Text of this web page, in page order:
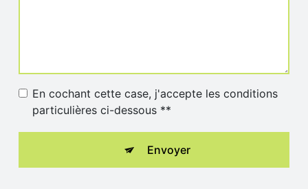
En cochant cette case, j'accepte les conditions
particulières ci-dessous **
Envoyer